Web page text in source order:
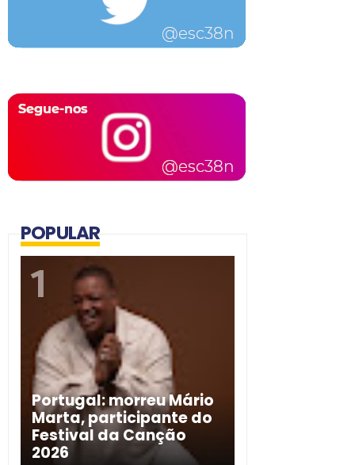
POPULAR
Portugal: morreu Mário
Marta, participante do
Festival da Canção
2026